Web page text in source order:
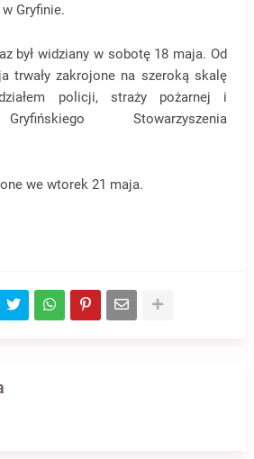
Gryfinie.
był widziany w sobotę 18 maja. Od
trwały zakrojone na szeroką skalę
policji, straży pożarnej i
Stowarzyszenia
we wtorek 21 maja.